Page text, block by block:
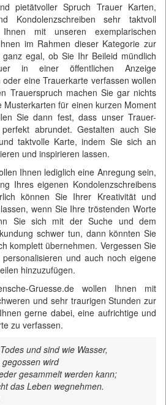
pietätvoller Spruch Trauer Karten,
Kondolenzschreiben sehr taktvoll
mit unseren exemplarischen
im Rahmen dieser Kategorie zur
egal, ob Sie Ihr Beileid mündlich
in einer öffentlichen Anzeige
eine Trauerkarte verfassen wollen
Trauerspruch machen Sie gar nichts
Musterkarten für einen kurzen Moment
Sie dann fest, dass unser Trauer-
abrundet. Gestalten auch Sie
taktvolle Karte, indem Sie sich an
und inspirieren lassen.
Ihnen lediglich eine Anregung sein,
Ihres eigenen Kondolenzschreibens
können Sie Ihrer Kreativität und
wenn Sie Ihre tröstenden Worte
Sie sich mit der Suche und dem
schwer tun, dann könnten Sie
komplett übernehmen. Vergessen Sie
und auch noch eigene
hinzuzufügen.
Gruesse.de wollen Ihnen mit
und sehr traurigen Stunden zur
gerne dabei, eine aufrichtige und
zu verfassen.
und sind wie Wasser,
wird
gesammelt werden kann;
das Leben wegnehmen.